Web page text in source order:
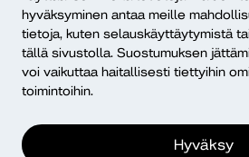
hyväksyminen antaa meille
tietoja, kuten selauskäyttäytymistä
tällä sivustolla. Suostumuksen
voi vaikuttaa haitallisesti tiettyihin
toimintoihin.
Hyväksy
digieriarvoistuminen ja
voitava osallistua omista
välineet ja ohjeistus on
yhdenvertaisuutta ja saavutettavuutta.
Lähde